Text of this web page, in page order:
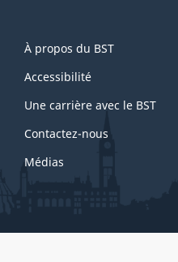
this
site
À propos du BST
Accessibilité
Une carrière avec le BST
Contactez-nous
Médias